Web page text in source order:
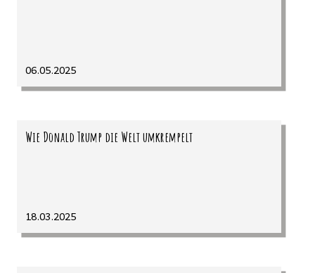
06.05.2025
Wie Donald Trump die Welt umkrempelt
18.03.2025